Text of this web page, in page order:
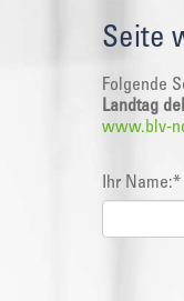
Seite
Folgende
Landtag
www.blv-
Ihr Name:*